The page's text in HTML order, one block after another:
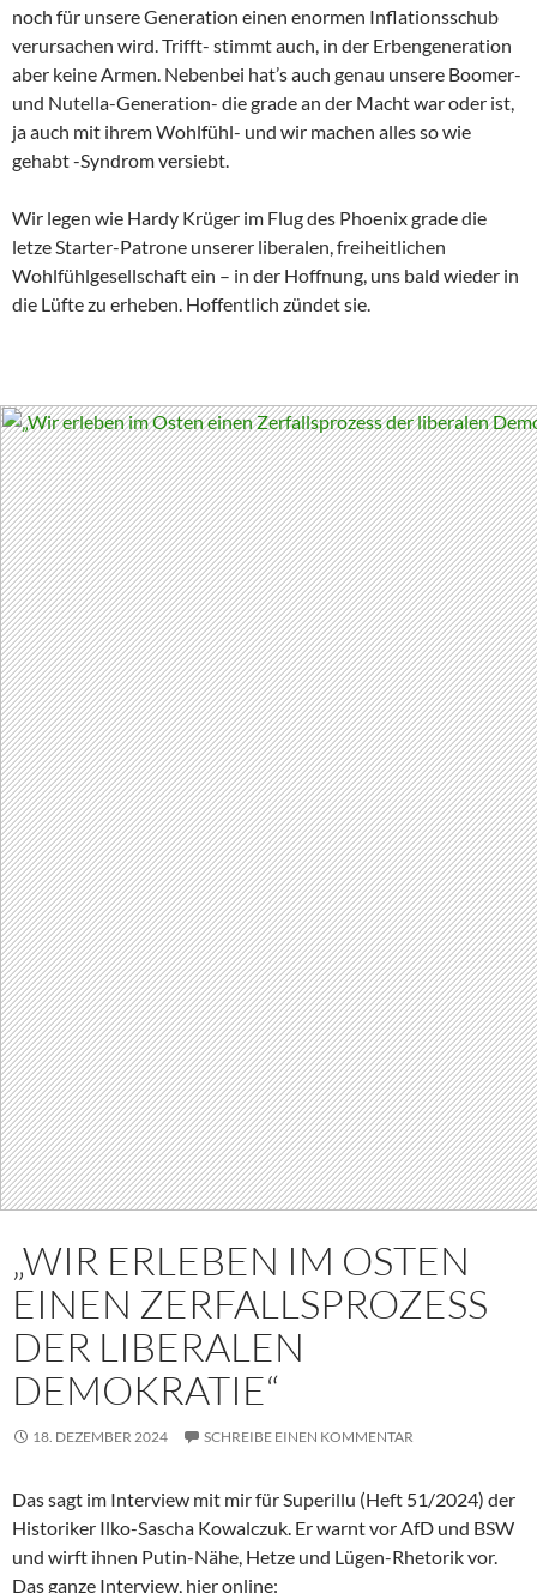
noch für unsere Generation einen enormen Inflationsschub
verursachen wird. Trifft- stimmt auch, in der Erbengeneration
aber keine Armen. Nebenbei hat’s auch genau unsere Boomer-
und Nutella-Generation- die grade an der Macht war oder ist,
ja auch mit ihrem Wohlfühl- und wir machen alles so wie
gehabt -Syndrom versiebt.
Wir legen wie Hardy Krüger im Flug des Phoenix grade die
letze Starter-Patrone unserer liberalen, freiheitlichen
Wohlfühlgesellschaft ein – in der Hoffnung, uns bald wieder in
die Lüfte zu erheben. Hoffentlich zündet sie.
„WIR ERLEBEN IM OSTEN
EINEN ZERFALLSPROZESS
DER LIBERALEN
DEMOKRATIE“
18. DEZEMBER 2024 SCHREIBE EINEN KOMMENTAR
Das sagt im Interview mit mir für Superillu (Heft 51/2024) der
Historiker Ilko-Sascha Kowalczuk. Er warnt vor AfD und BSW
und wirft ihnen Putin-Nähe, Hetze und Lügen-Rhetorik vor.
Das ganze Interview, hier online: